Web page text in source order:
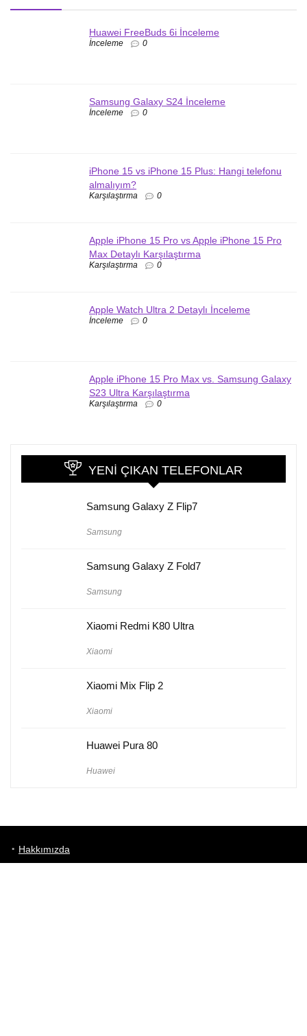
Huawei FreeBuds 6i İnceleme
İnceleme 0
Samsung Galaxy S24 İnceleme
İnceleme 0
iPhone 15 vs iPhone 15 Plus: Hangi telefonu
almalıyım?
Karşılaştırma 0
Apple iPhone 15 Pro vs Apple iPhone 15 Pro
Max Detaylı Karşılaştırma
Karşılaştırma 0
Apple Watch Ultra 2 Detaylı İnceleme
İnceleme 0
Apple iPhone 15 Pro Max vs. Samsung Galaxy
S23 Ultra Karşılaştırma
Karşılaştırma 0
YENI ÇIKAN TELEFONLAR
Samsung Galaxy Z Flip7
Samsung
Samsung Galaxy Z Fold7
Samsung
Xiaomi Redmi K80 Ultra
Xiaomi
Xiaomi Mix Flip 2
Xiaomi
Huawei Pura 80
Huawei
Hakkımızda